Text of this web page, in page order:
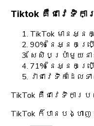
Tiktok គឺជាវេ
TikTok មានអ្
90% នៃអ្នកប្រ
សែសិបប្រាំមួយន
71% នៃអ្នកប្រ
វាជាវេទិកា
TikTok គឺជាវេទិ
TikTok ក៏បានបង្ហ